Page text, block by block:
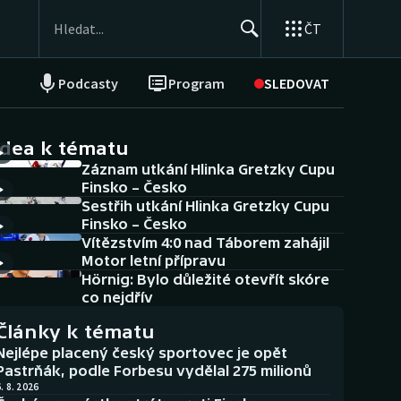
ČT
Podcasty Program SLEDOVAT
NEPŘEHLÉDNĚTE
Historické návraty
Aplikace ČT sport
AZ kvíz
k tématu
Záznam utkání Hlinka Gretzky Cupu
Finsko – Česko
Sestřih utkání Hlinka Gretzky Cupu
Finsko – Česko
Vítězstvím 4:0 nad Táborem zahájil
Motor letní přípravu
Hörnig: Bylo důležité otevřít skóre
co nejdřív
k tématu
placený český sportovec je opět
podle Forbesu vydělal 275 milionů
8. 2026